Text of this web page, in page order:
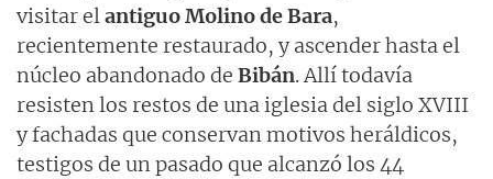
visitar elantiguo Molino de Bara,
recientemente restaurado, y ascender hasta el
núcleo abandonado de Bibán. Allí todavía
resisten los restos de una iglesia del siglo XVIII
y fachadas que conservan motivos heráldicos,
testigos de un pasado que alcanzó los 44